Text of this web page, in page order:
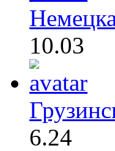
10.03
6.24